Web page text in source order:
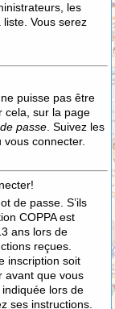
les
Vous serez
puisse pas être
cela, sur la page
passe . Suivez les
connecter.
de passe. S’ils
COPPA est
ans lors de
reçues.
inscription soit
avant que vous
lors de
ses instructions.